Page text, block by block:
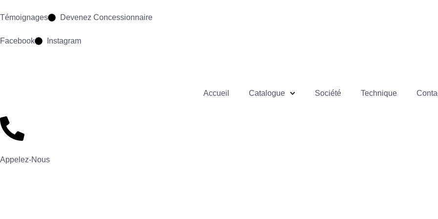
Témoignages Devenez Concessionnaire
Facebook Instagram
Accueil Catalogue Société Technique
Appelez-Nous